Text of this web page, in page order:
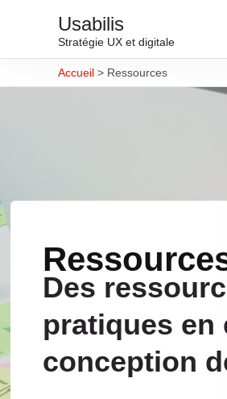
Usabilis
Stratégie UX et digitale
Accueil > Ressources
Des
pratiques en
conception